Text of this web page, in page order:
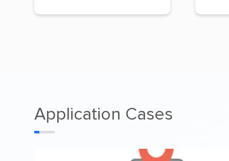
Application Cases